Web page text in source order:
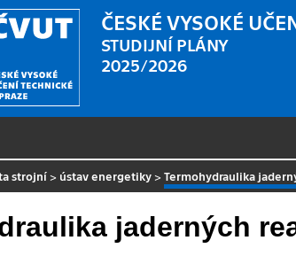
ČESKÉ VYSOKÉ
STUDIJNÍ PLÁNY
2025/2026
strojní > ústav energetiky >Termohydraulika
jaderných